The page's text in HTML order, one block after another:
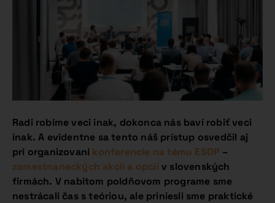
Radi robíme veci inak, dokonca nás baví robiť veci
inak. A evidentne sa tento náš prístup osvedčil aj
pri organizovaní konferencie na tému ESOP –
zamestnaneckých akcií a opciív slovenských
firmách. V nabitom poldňovom programe sme
nestrácali čas s teóriou, ale priniesli sme praktické